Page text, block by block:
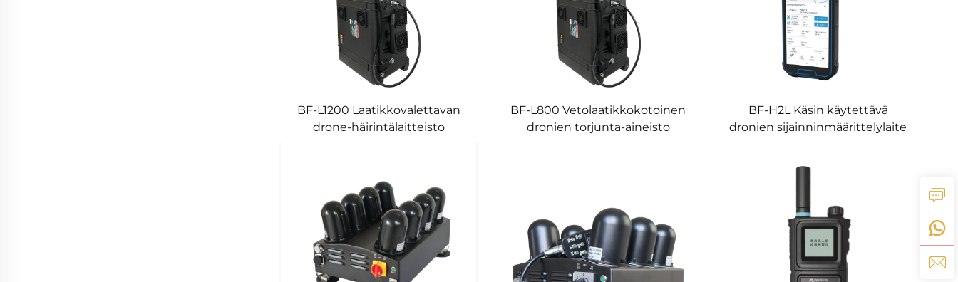
BF-L1200 Laatikkovalettavan
drone-häirintälaitteisto
BF-L800 Vetolaatikkokotoinen
dronien torjunta-aineisto
BF-H2L Käsin käytettävä
dronien sijainninmäärittelylaite